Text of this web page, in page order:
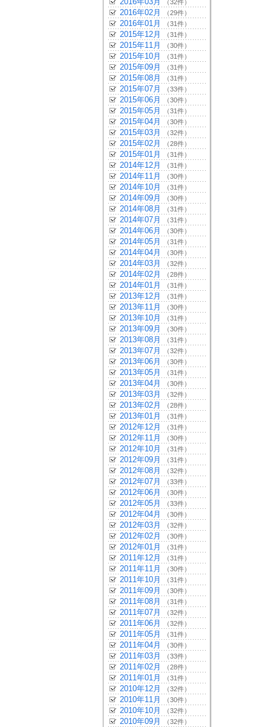
（32件）
2016年02月 （29件）
2016年01月 （31件）
2015年12月 （31件）
2015年11月 （30件）
2015年10月 （31件）
2015年09月 （31件）
2015年08月 （31件）
2015年07月 （33件）
2015年06月 （30件）
2015年05月 （31件）
2015年04月 （30件）
2015年03月 （32件）
2015年02月 （28件）
2015年01月 （31件）
2014年12月 （31件）
2014年11月 （30件）
2014年10月 （31件）
2014年09月 （30件）
2014年08月 （31件）
2014年07月 （31件）
2014年06月 （30件）
2014年05月 （31件）
2014年04月 （30件）
2014年03月 （32件）
2014年02月 （28件）
2014年01月 （31件）
2013年12月 （31件）
2013年11月 （30件）
2013年10月 （31件）
2013年09月 （30件）
2013年08月 （31件）
2013年07月 （32件）
2013年06月 （30件）
2013年05月 （31件）
2013年04月 （30件）
2013年03月 （32件）
2013年02月 （28件）
2013年01月 （31件）
2012年12月 （31件）
2012年11月 （30件）
2012年10月 （31件）
2012年09月 （31件）
2012年08月 （32件）
2012年07月 （33件）
2012年06月 （30件）
2012年05月 （33件）
2012年04月 （30件）
2012年03月 （32件）
2012年02月 （30件）
2012年01月 （31件）
2011年12月 （31件）
2011年11月 （30件）
2011年10月 （31件）
2011年09月 （30件）
2011年08月 （31件）
2011年07月 （32件）
2011年06月 （32件）
2011年05月 （31件）
2011年04月 （30件）
2011年03月 （33件）
2011年02月 （28件）
2011年01月 （31件）
2010年12月 （32件）
2010年11月 （30件）
2010年10月 （32件）
2010年09月 （32件）